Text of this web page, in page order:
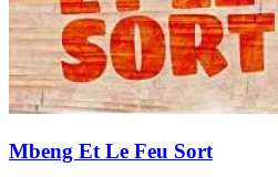
Mbeng Et Le Feu Sort